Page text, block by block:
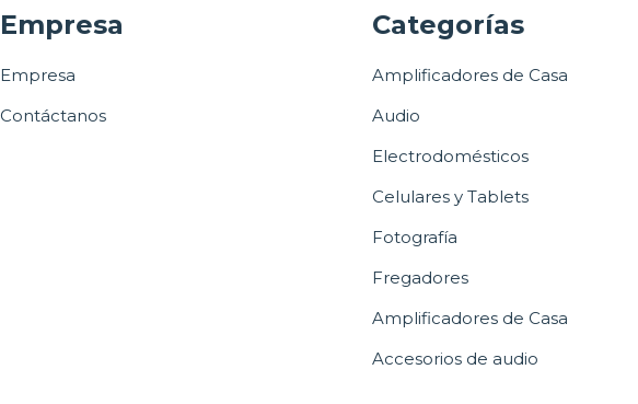
Empresa
Empresa
Contáctanos
Categorías
Amplificadores de Casa
Audio
Electrodomésticos
Celulares y Tablets
Fotografía
Fregadores
Amplificadores de Casa
Accesorios de audio